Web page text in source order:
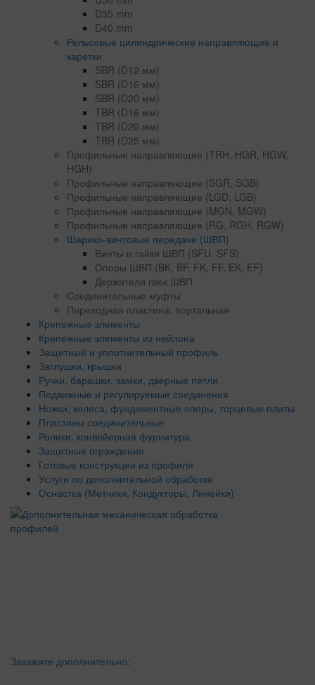
D35 mm
D40 mm
Рельсовые цилиндрические направляющие и
каретки
SBR (D12 мм)
SBR (D16 мм)
SBR (D20 мм)
TBR (D16 мм)
TBR (D20 мм)
TBR (D25 мм)
Профильные направляющие (TRH, HGR, HGW,
HGH)
Профильные направляющие (SGR, SGB)
Профильные направляющие (LGD, LGB)
Профильные направляющие (MGN, MGW)
Профильные направляющие (RG, RGH, RGW)
Шарико-винтовые передачи (ШВП)
Винты и гайки ШВП (SFU, SFS)
Опоры ШВП (BK, BF, FK, FF, EK, EF)
Держатели гаек ШВП
Соединительные муфты
Переходная пластина, портальная
Крепежные элементы
Крепежные элементы из нейлона
Защитный и уплотнительный профиль
Заглушки, крышки
Ручки, барашки, замки, дверные петли
Подвижные и регулируемые соединения
Ножки, колеса, фундаментные опоры, торцевые плиты
Пластины соединительные
Ролики, конвейерная фурнитура
Защитные ограждения
Готовые конструкции из профиля
Услуги по дополнительной обработке
Оснастка (Метчики, Кондукторы, Линейки)
Закажите дополнительно: